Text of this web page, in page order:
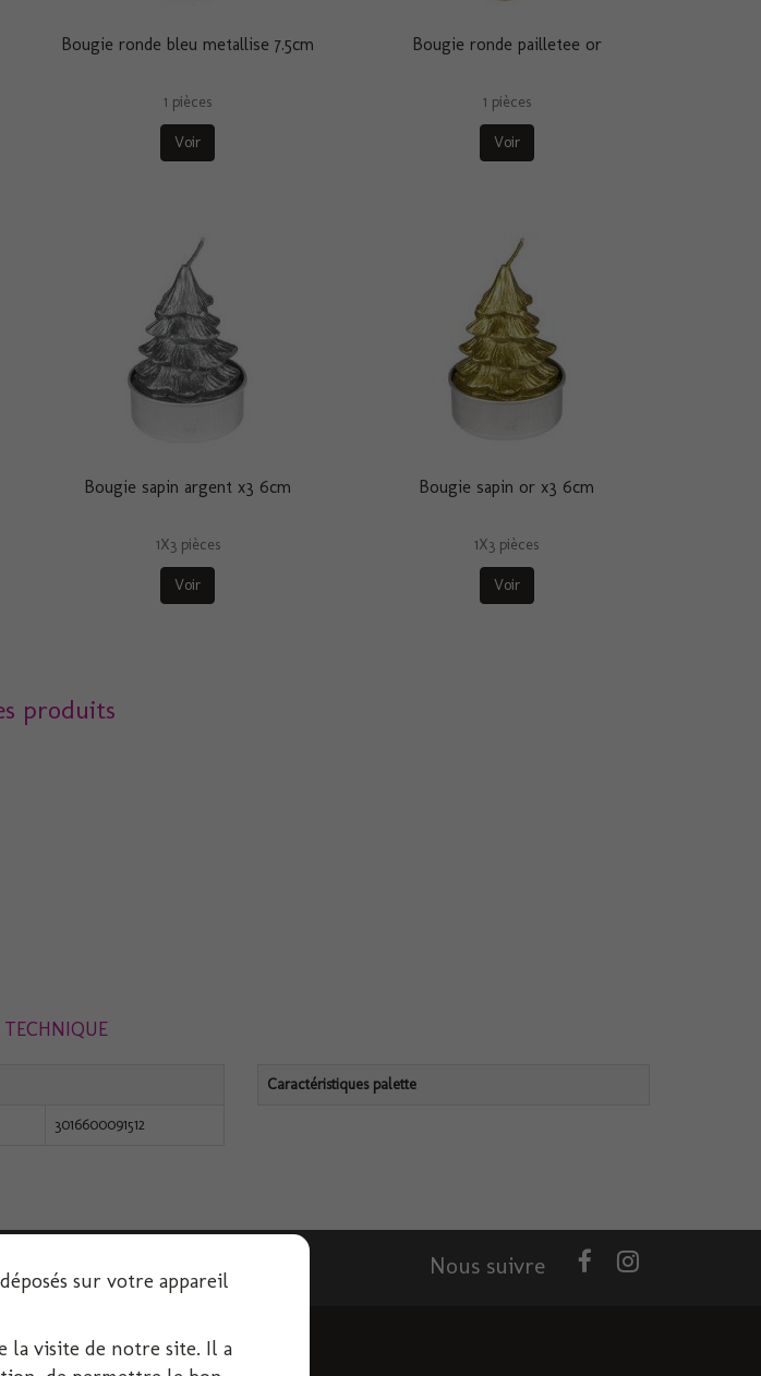
Bougie ronde bleu metallise 7.5cm
1 pièces
Voir
Bougie ronde pailletee or
1 pièces
Voir
Bougie sapin argent x3 6cm
1X3 pièces
Voir
Bougie sapin or x3 6cm
1X3 pièces
Voir
produits
TECHNIQUE
3016600091512
Caractéristiques palette
Nous suivre
sur votre appareil
la visite de notre site. Il a